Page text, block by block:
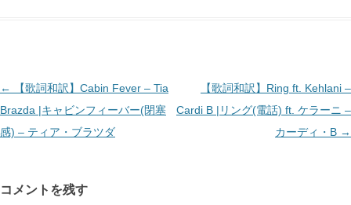
投
稿
ナ
ー
←
【歌詞和訳】Cabin Fever – Tia
Brazda |キャビンフィーバー(閉塞
感) – ティア・ブラツダ
【歌詞和訳】Ring ft. Kehlani –
Cardi B |リング(電話) ft. ケラーニ –
カーディ・B →
コメントを残す